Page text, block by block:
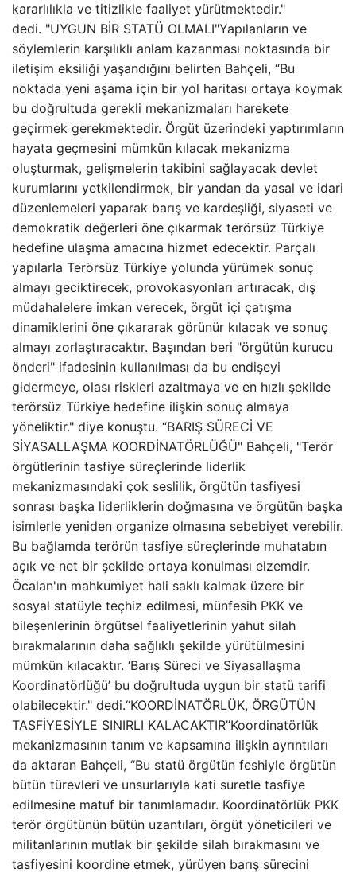
kararlılıkla ve titizlikle faaliyet yürütmektedir."
dedi. "UYGUN BİR STATÜ OLMALI"Yapılanların ve
söylemlerin karşılıklı anlam kazanması noktasında bir
iletişim eksiliği yaşandığını belirten Bahçeli, “Bu
noktada yeni aşama için bir yol haritası ortaya koymak
bu doğrultuda gerekli mekanizmaları harekete
geçirmek gerekmektedir. Örgüt üzerindeki yaptırımların
hayata geçmesini mümkün kılacak mekanizma
oluşturmak, gelişmelerin takibini sağlayacak devlet
kurumlarını yetkilendirmek, bir yandan da yasal ve idari
düzenlemeleri yaparak barış ve kardeşliği, siyaseti ve
demokratik değerleri öne çıkarmak terörsüz Türkiye
hedefine ulaşma amacına hizmet edecektir. Parçalı
yapılarla Terörsüz Türkiye yolunda yürümek sonuç
almayı geciktirecek, provokasyonları artıracak, dış
müdahalelere imkan verecek, örgüt içi çatışma
dinamiklerini öne çıkararak görünür kılacak ve sonuç
almayı zorlaştıracaktır. Başından beri "örgütün kurucu
önderi" ifadesinin kullanılması da bu endişeyi
gidermeye, olası riskleri azaltmaya ve en hızlı şekilde
terörsüz Türkiye hedefine ilişkin sonuç almaya
yöneliktir." diye konuştu. “BARIŞ SÜRECİ VE
SİYASALLAŞMA KOORDİNATÖRLÜĞÜ" Bahçeli, "Terör
örgütlerinin tasfiye süreçlerinde liderlik
mekanizmasındaki çok seslilik, örgütün tasfiyesi
sonrası başka liderliklerin doğmasına ve örgütün başka
isimlerle yeniden organize olmasına sebebiyet verebilir.
Bu bağlamda terörün tasfiye süreçlerinde muhatabın
açık ve net bir şekilde ortaya konulması elzemdir.
Öcalan'ın mahkumiyet hali saklı kalmak üzere bir
sosyal statüyle teçhiz edilmesi, münfesih PKK ve
bileşenlerinin örgütsel faaliyetlerinin yahut silah
bırakmalarının daha sağlıklı şekilde yürütülmesini
mümkün kılacaktır. ‘Barış Süreci ve Siyasallaşma
Koordinatörlüğü’ bu doğrultuda uygun bir statü tarifi
olabilecektir." dedi.“KOORDİNATÖRLÜK, ÖRGÜTÜN
TASFİYESİYLE SINIRLI KALACAKTIR”Koordinatörlük
mekanizmasının tanım ve kapsamına ilişkin ayrıntıları
da aktaran Bahçeli, “Bu statü örgütün feshiyle örgütün
bütün türevleri ve unsurlarıyla kati suretle tasfiye
edilmesine matuf bir tanımlamadır. Koordinatörlük PKK
terör örgütünün bütün uzantıları, örgüt yöneticileri ve
militanlarının mutlak bir şekilde silah bırakmasını ve
tasfiyesini koordine etmek, yürüyen barış sürecini